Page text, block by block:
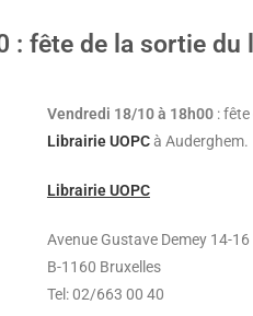
: fête de la sortie
Vendredi 18/10 à 18h00: fête
Librairie UOPCà Auderghem.
Librairie UOPC
Avenue Gustave Demey 14-16
B-1160 Bruxelles
Tel: 02/663 00 40